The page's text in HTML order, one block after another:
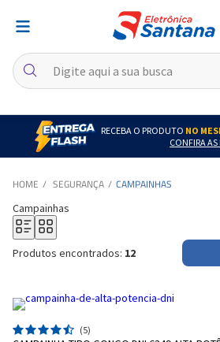
RECEBA O PRODUTO NO
CONFIRA AS
SEGURANÇA CAMPAINHAS
Campainhas
Produtos encontrados: 12
(5)